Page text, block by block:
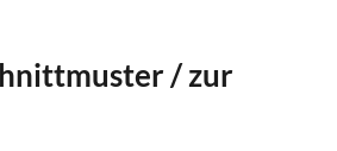
/ zur